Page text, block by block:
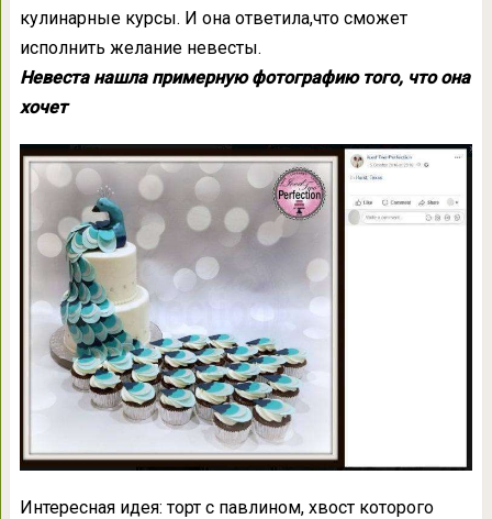
кулинарные курсы. И она ответила,что сможет
исполнить желание невесты.
Невеста нашла примерную фотографию того, что она
хочет
Интересная идея: торт с павлином, хвост которого